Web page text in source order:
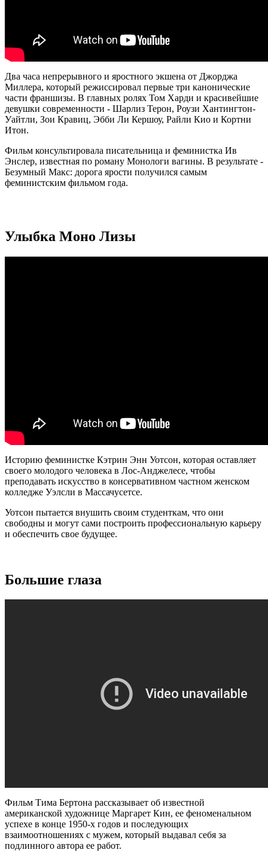
Два часа непрерывного и яростного экшена от Джорджа
Миллера, который режиссировал первые три канонические
части франшизы. В главных ролях Том Харди и красивейшие
девушки современности - Шарлиз Терон, Роузи Хантингтон-
Уайтли, Зои Кравиц, Эбби Ли Кершоу, Райли Кио и Кортни
Итон.
Фильм консультировала писательница и феминистка Ив
Энслер, известная по роману Монологи вагины. В результате -
Безумный Макс: дорога ярости получился самым
феминистским фильмом года.
Улыбка Моно Лизы
Историю феминистке Кэтрин Энн Уотсон, которая оставляет
своего молодого человека в Лос-Анджелесе, чтобы
преподавать искусство в консервативном частном женском
колледже Уэлсли в Массачусетсе.
Уотсон пытается внушить своим студенткам, что они
свободны и могут сами построить профессиональную карьеру
и обеспечить свое будущее.
Большие глаза
Фильм Тима Бертона рассказывает об известной
американской художнице Маргарет Кин, ее феноменальном
успехе в конце 1950-х годов и последующих
взаимоотношениях с мужем, который выдавал себя за
подлинного автора ее работ.